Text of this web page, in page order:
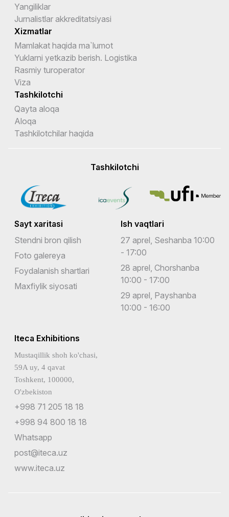
Yangiliklar
Jurnalistlar akkreditatsiyasi
Xizmatlar
Mamlakat haqida ma`lumot
Yuklarni yetkazib berish. Logistika
Rasmiy turoperator
Viza
Tashkilotchi
Qayta aloqa
Aloqa
Tashkilotchilar haqida
Tashkilotchi
Sayt xaritasi
Stendni bron qilish
Foto galereya
Foydalanish shartlari
Maxfiylik siyosati
Ish vaqtlari
27 aprel, Seshanba 10:00
- 17:00
28 aprel, Chorshanba
10:00 - 17:00
29 aprel, Payshanba
10:00 - 16:00
Iteca Exhibitions
Mustaqillik shoh ko'chasi,
59A uy, 4 qavat
Toshkent, 100000,
O'zbekiston
+998 71 205 18 18
+998 94 800 18 18
Whatsapp
post@iteca.uz
www.iteca.uz